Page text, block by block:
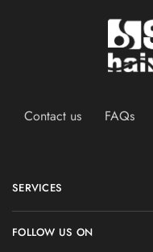
Contact us FAQs
SERVICES
FOLLOW US ON